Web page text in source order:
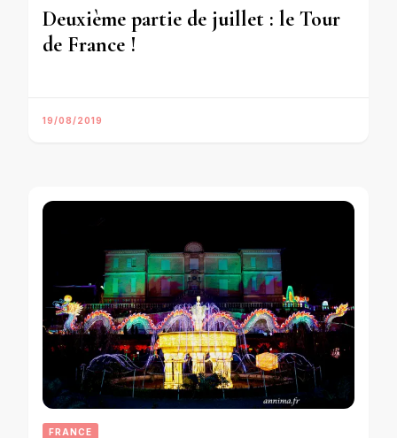
Deuxième partie de juillet : le Tour
de France !
19/08/2019
FRANCE